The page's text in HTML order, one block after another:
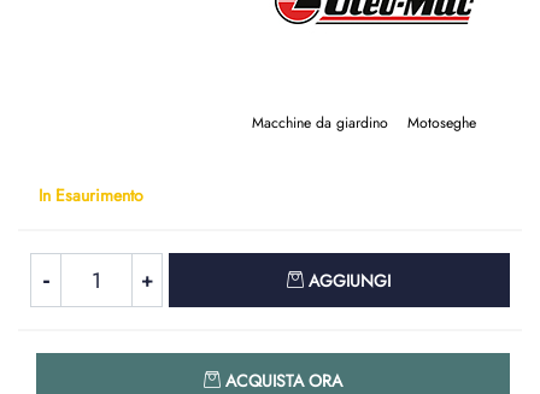
Macchine da giardino Motoseghe
In Esaurimento
AGGIUNGI
ACQUISTA ORA